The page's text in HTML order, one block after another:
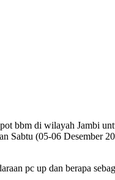
bbm di wilayah Jambi
Sabtu (05-06 Desember
pc up dan berapa